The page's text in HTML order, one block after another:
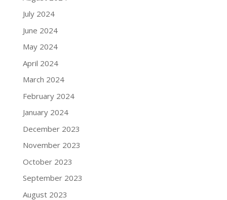
July 2024
June 2024
May 2024
April 2024
March 2024
February 2024
January 2024
December 2023
November 2023
October 2023
September 2023
August 2023